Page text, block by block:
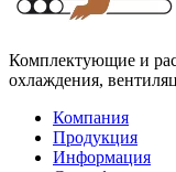
Комплектующие и
охлаждения,
Компания
Продукция
Информация